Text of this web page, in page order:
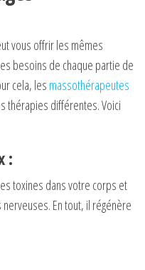
vous offrir les mêmes
besoins de chaque partie de
cela, les massothérapeutes
thérapies différentes. Voici
:
toxines dans votre corps et
En tout, il régénère